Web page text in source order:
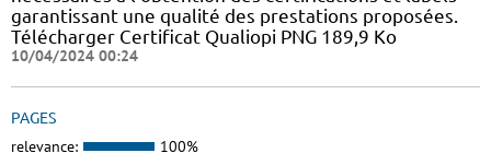
garantissant une qualité des prestations proposées.
Télécharger Certificat Qualiopi PNG 189,9 Ko
10/04/2024 00:24
PAGES
relevance: 100%